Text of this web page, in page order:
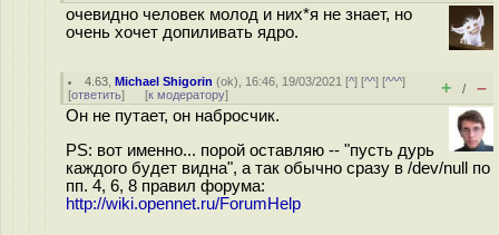
очевидно человек молод и них*я не знает, но
очень хочет допиливать ядро.
4.63 ,Michael Shigorin (ok), 16:46, 19/03/2021 [^] [^^] [^^^]
[ответить] [к модератору] + / –
Он не путает, он набросчик.
PS: вот именно... порой оставляю -- "пусть дурь
каждого будет видна", а так обычно сразу в /dev/null по
пп. 4, 6, 8 правил форума:
http://wiki.opennet.ru/ForumHelp